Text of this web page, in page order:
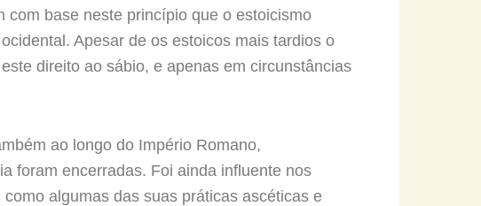
base neste princípio que o estoicismo
Apesar de os estoicos mais tardios o
direito ao sábio, e apenas em circunstâncias
ao longo do Império Romano,
foram encerradas. Foi ainda influente nos
algumas das suas práticas ascéticas e